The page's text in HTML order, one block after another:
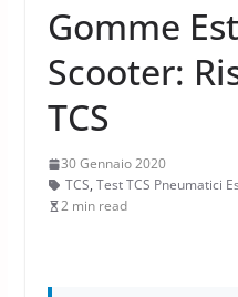
Gomme
Scooter:
TCS
30 Gennaio 2020
TCS, Test TCS Pneumatici
2 min read